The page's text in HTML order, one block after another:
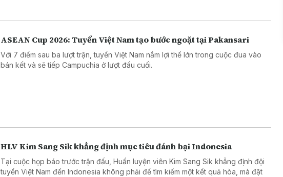
ASEAN Cup 2026: Tuyển Việt Nam tạo bước ngoặt tại Pakansari
Với 7 điểm sau ba lượt trận, tuyển Việt Nam nắm lợi thế lớn trong cuộc đua vào
bán kết và sẽ tiếp Campuchia ở lượt đấu cuối.
HLV Kim Sang Sik khẳng định mục tiêu đánh bại Indonesia
Tại cuộc họp báo trước trận đấu, Huấn luyện viên Kim Sang Sik khẳng định đội
tuyển Việt Nam đến Indonesia không phải để tìm kiếm một kết quả hòa, mà đặt